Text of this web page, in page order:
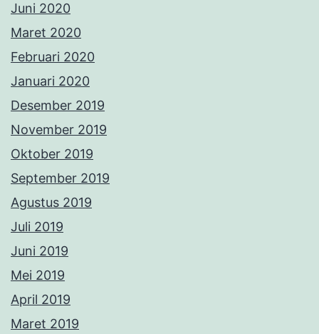
Juni 2020
Maret 2020
Februari 2020
Januari 2020
Desember 2019
November 2019
Oktober 2019
September 2019
Agustus 2019
Juli 2019
Juni 2019
Mei 2019
April 2019
Maret 2019